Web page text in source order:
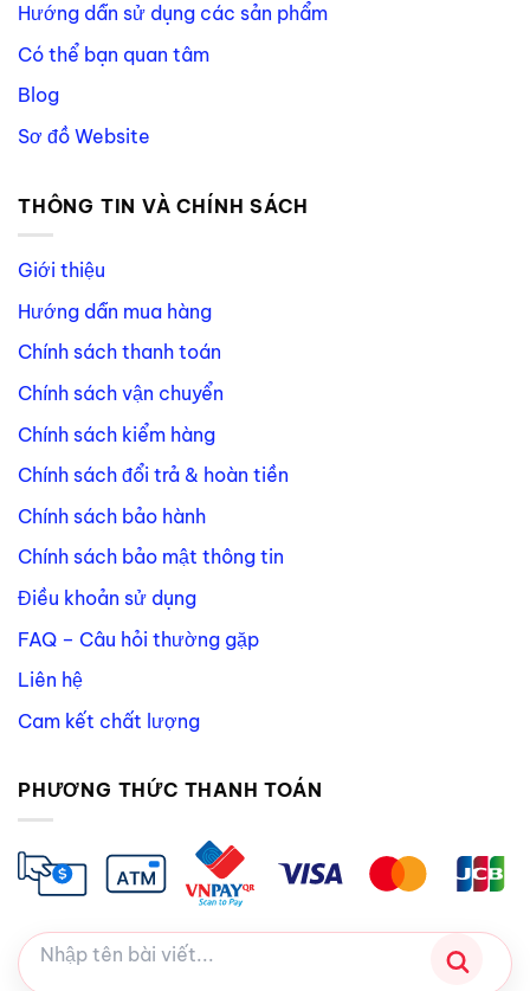
Hướng dẫn sử dụng các sản phẩm
Có thể bạn quan tâm
Blog
Sơ đồ Website
THÔNG TIN VÀ CHÍNH SÁCH
Giới thiệu
Hướng dẫn mua hàng
Chính sách thanh toán
Chính sách vận chuyển
Chính sách kiểm hàng
Chính sách đổi trả & hoàn tiền
Chính sách bảo hành
Chính sách bảo mật thông tin
Điều khoản sử dụng
FAQ – Câu hỏi thường gặp
Liên hệ
Cam kết chất lượng
PHƯƠNG THỨC THANH TOÁN